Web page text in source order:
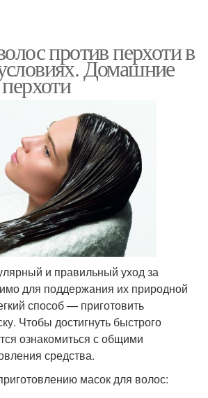
против перхоти в
Домашние
и правильный уход за
для поддержания их природной
способ — приготовить
Чтобы достигнуть быстрого
ознакомиться с общими
средства.
масок для волос: